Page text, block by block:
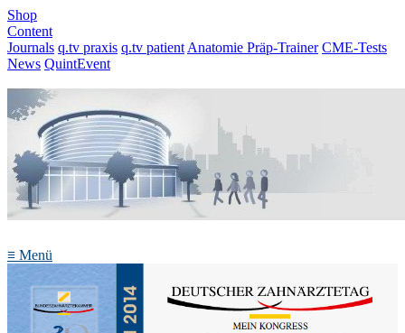
Shop
Content
Journals q.tv praxis q.tv patient Anatomie Präp-Trainer CME-Tests
News QuintEvent
≡ Menü